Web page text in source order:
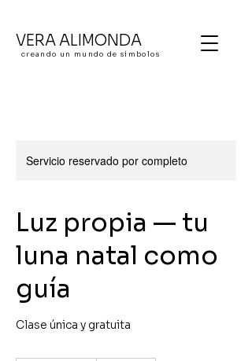
VERA ALIMONDA
creando un mundo de símbolos
Servicio reservado por completo
Luz propia — tu
luna natal como
guía
Clase única y gratuita